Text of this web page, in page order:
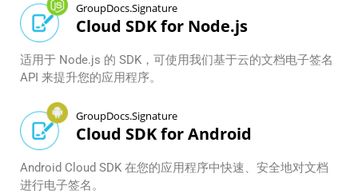
GroupDocs.Signature
Cloud SDK for Node.js
适用于 Node.js 的 SDK，可使用我们基于云的文档电子签名
API 来提升您的应用程序。
GroupDocs.Signature
Cloud SDK for Android
Android Cloud SDK 在您的应用程序中快速、安全地对文档
进行电子签名。